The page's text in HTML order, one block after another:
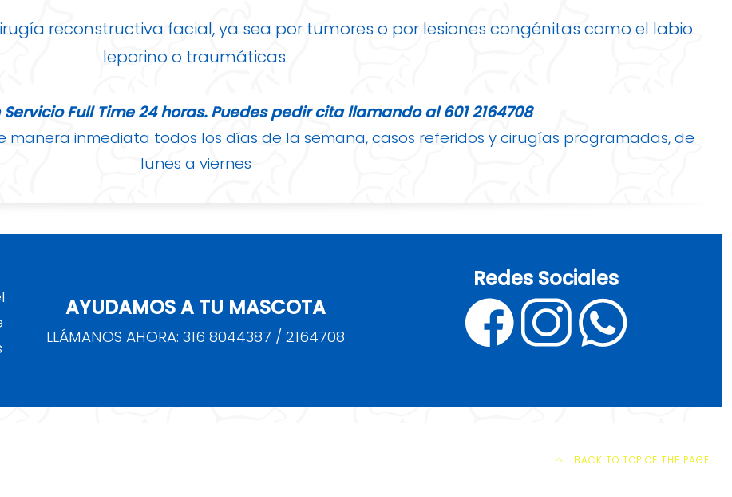
reconstructiva facial, ya sea por tumores o por lesiones congénitas como el labio
leporino o traumáticas.
Full Time 24 horas. Puedes pedir cita llamando al 601 2164708
inmediata todos los días de la semana, casos referidos y cirugías programadas, de
lunes a viernes
AYUDAMOS A TU MASCOTA
LLÁMANOS AHORA: 316 8044387 / 2164708
Redes Sociales
BACK TO TOP OF THE PAGE